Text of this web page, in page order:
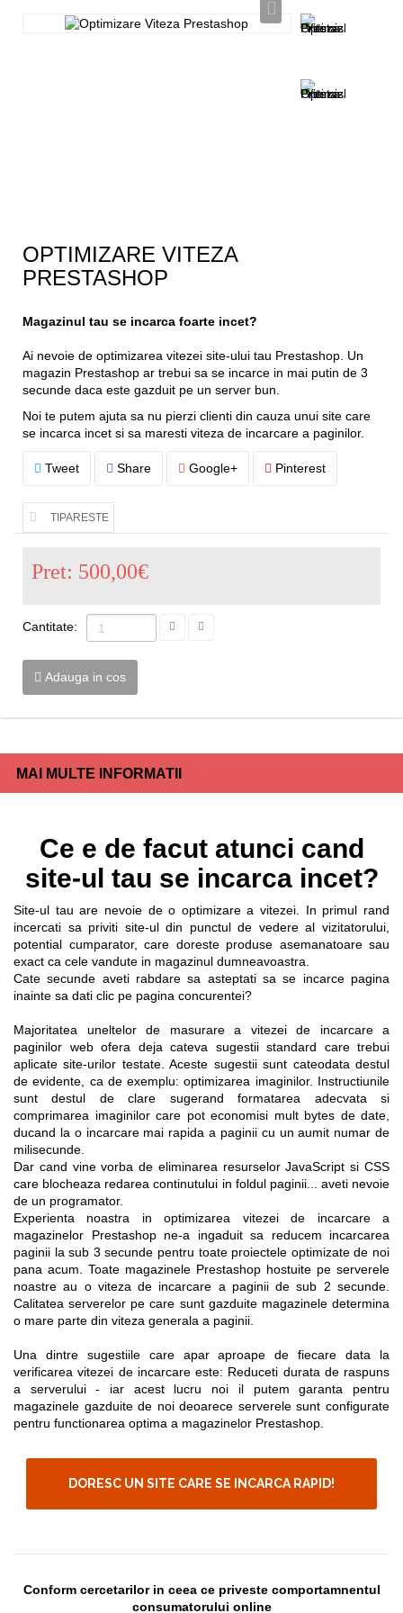
OPTIMIZARE VITEZA
PRESTASHOP
Magazinul tau se incarca foarte incet?
Ai nevoie de optimizarea vitezei site-ului tau Prestashop. Un
magazin Prestashop ar trebui sa se incarce in mai putin de 3
secunde daca este gazduit pe un server bun.
Noi te putem ajuta sa nu pierzi clienti din cauza unui site care
se incarca incet si sa maresti viteza de incarcare a paginilor.
Tweet Share Google+ Pinterest
TIPARESTE
Pret: 500,00€
Cantitate:
Adauga in cos
MAI MULTE INFORMATII
Ce e de facut atunci cand
site-ul tau se incarca incet?
Site-ul tau are nevoie de o optimizare a vitezei. In primul rand
incercati sa priviti site-ul din punctul de vedere al vizitatorului,
potential cumparator, care doreste produse asemanatoare sau
exact ca cele vandute in magazinul dumneavoastra.
Cate secunde aveti rabdare sa asteptati sa se incarce pagina
inainte sa dati clic pe pagina concurentei?
Majoritatea uneltelor de masurare a vitezei de incarcare a
paginilor web ofera deja cateva sugestii standard care trebui
aplicate site-urilor testate. Aceste sugestii sunt cateodata destul
de evidente, ca de exemplu: optimizarea imaginilor. Instructiunile
sunt destul de clare sugerand formatarea adecvata si
comprimarea imaginilor care pot economisi mult bytes de date,
ducand la o incarcare mai rapida a paginii cu un aumit numar de
milisecunde.
Dar cand vine vorba de eliminarea resurselor JavaScript si CSS
care blocheaza redarea continutului in foldul paginii... aveti nevoie
de un programator.
Experienta noastra in optimizarea vitezei de incarcare a
magazinelor Prestashop ne-a ingaduit sa reducem incarcarea
paginii la sub 3 secunde pentru toate proiectele optimizate de noi
pana acum. Toate magazinele Prestashop hostuite pe serverele
noastre au o viteza de incarcare a paginii de sub 2 secunde.
Calitatea serverelor pe care sunt gazduite magazinele determina
o mare parte din viteza generala a paginii.
Una dintre sugestiile care apar aproape de fiecare data la
verificarea vitezei de incarcare este: Reduceti durata de raspuns
a serverului - iar acest lucru noi il putem garanta pentru
magazinele gazduite de noi deoarece serverele sunt configurate
pentru functionarea optima a magazinelor Prestashop.
DORESC UN SITE CARE SE INCARCA RAPID!
Conform cercetarilor in ceea ce priveste comportamnentul
consumatorului online